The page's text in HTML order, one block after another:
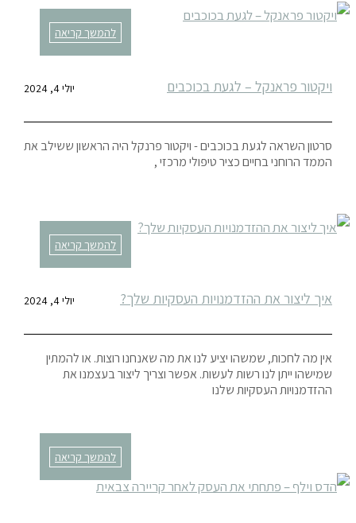
להמשך קריאה
ויקטור פראנקל – לגעת בכוכבים יולי 4, 2024
סרטון השראה לגעת בכוכבים - ויקטור פרנקל היה הראשון ששילב את
הממד הרוחני בחיים כציר טיפולי מרכזי ,
להמשך קריאה
איך ליצור את ההזדמנויות העסקיות שלך? יולי 4, 2024
אין מה לחכות, שמשהו יציע לנו את מה שאנחנו רוצות. או להמתין
שמישהו ייתן לנו רשות לעשות. אפשר וצריך ליצור בעצמנו את
ההזדמנויות העסקיות שלנו
להמשך קריאה